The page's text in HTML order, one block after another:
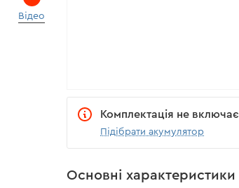
Відео
Комплектація не включає
Підібрати акумулятор
Основні характеристики